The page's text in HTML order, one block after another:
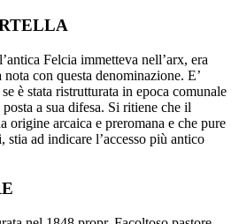
Felcia immetteva nell’arx, era
con questa denominazione. E’
è stata ristrutturata in epoca comunale
a sua difesa. Si ritiene che il
origine arcaica e preromana e che pure
ad indicare l’accesso più antico